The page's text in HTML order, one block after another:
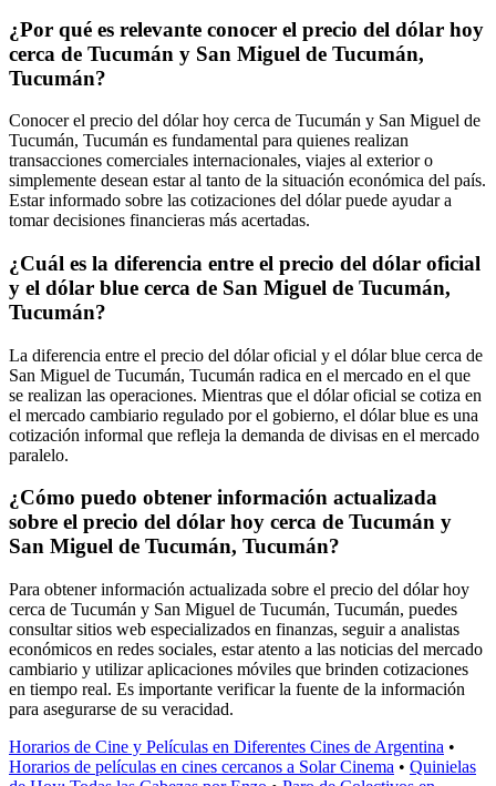
¿Por qué es relevante conocer el precio del dólar hoy
cerca de Tucumán y San Miguel de Tucumán,
Tucumán?
Conocer el precio del dólar hoy cerca de Tucumán y San Miguel de
Tucumán, Tucumán es fundamental para quienes realizan
transacciones comerciales internacionales, viajes al exterior o
simplemente desean estar al tanto de la situación económica del país.
Estar informado sobre las cotizaciones del dólar puede ayudar a
tomar decisiones financieras más acertadas.
¿Cuál es la diferencia entre el precio del dólar oficial
y el dólar blue cerca de San Miguel de Tucumán,
Tucumán?
La diferencia entre el precio del dólar oficial y el dólar blue cerca de
San Miguel de Tucumán, Tucumán radica en el mercado en el que
se realizan las operaciones. Mientras que el dólar oficial se cotiza en
el mercado cambiario regulado por el gobierno, el dólar blue es una
cotización informal que refleja la demanda de divisas en el mercado
paralelo.
¿Cómo puedo obtener información actualizada
sobre el precio del dólar hoy cerca de Tucumán y
San Miguel de Tucumán, Tucumán?
Para obtener información actualizada sobre el precio del dólar hoy
cerca de Tucumán y San Miguel de Tucumán, Tucumán, puedes
consultar sitios web especializados en finanzas, seguir a analistas
económicos en redes sociales, estar atento a las noticias del mercado
cambiario y utilizar aplicaciones móviles que brinden cotizaciones
en tiempo real. Es importante verificar la fuente de la información
para asegurarse de su veracidad.
Horarios de Cine y Películas en Diferentes Cines de Argentina •
Horarios de películas en cines cercanos a Solar Cinema • Quinielas